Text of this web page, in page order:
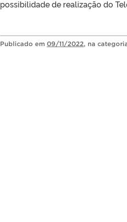
possibilidade de realização do
Publicado em 09/11/2022, na